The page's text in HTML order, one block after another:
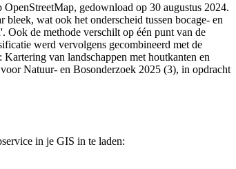
gedownload op 30 augustus 2024.
wat ook het onderscheid tussen bocage- en
Ook de methode verschilt op één punt van de
werd vervolgens gecombineerd met de
van landschappen met houtkanten en
Natuur- en Bosonderzoek 2025 (3), in opdracht
in je GIS in te laden: